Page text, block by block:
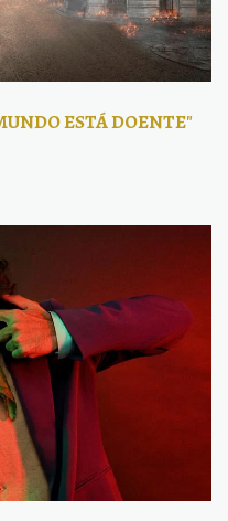
ESTÁ DOENTE"